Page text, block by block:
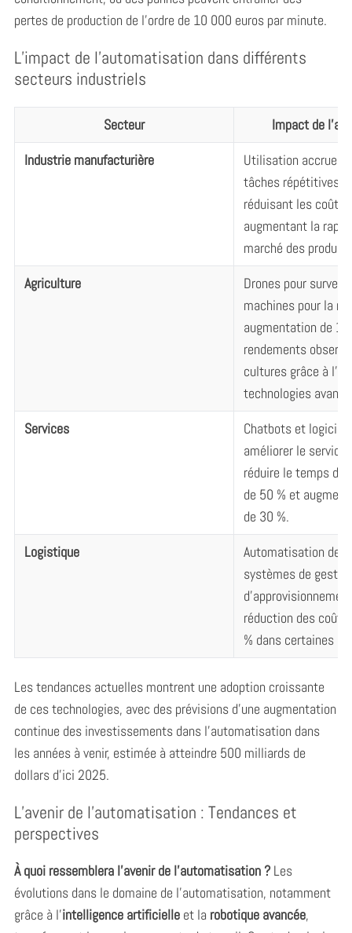
pertes de production de l’ordre de 10 000 euros par minute.
L’impact de l’automatisation dans différents
secteurs industriels
Secteur
Impact de
Industrie manufacturière
Utilisation accrue
tâches répétitives
réduisant les coûts
augmentant la
marché des
Agriculture
Drones pour
machines pour la
augmentation de 15
rendements
cultures grâce à
technologies
Services
Chatbots et logiciels
améliorer le
réduire le temps
de 50 % et
de 30 %.
Logistique
Automatisation des
systèmes de
réduction des
% dans certaines
Les tendances actuelles montrent une adoption croissante
de ces technologies, avec des prévisions d’une augmentation
continue des investissements dans l’automatisation dans
les années à venir, estimée à atteindre 500 milliards de
dollars d’ici 2025.
L’avenir de l’automatisation : Tendances et
perspectives
À quoi ressemblera l’avenir de l’automatisation ?Les
évolutions dans le domaine de l’automatisation, notamment
grâce à l’intelligence artificielleet la robotique avancée,
S
e
a
c
: